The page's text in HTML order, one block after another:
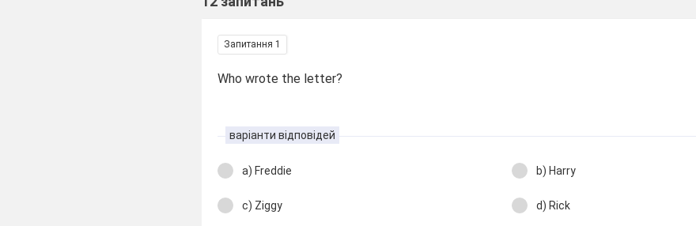
Запитання 1
Who wrote the letter?
варіанти відповідей
a) Freddie b) Harry
c) Ziggy d) Rick